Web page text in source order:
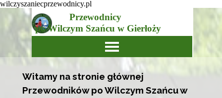
wilczyszaniecprzewodnicy.pl
Przejdź do treści
Przewodnicy
po Wilczym Szańcu w Gierłoży
Pomiń menu
Witamy na stronie głównej
Przewodników po Wilczym Szańcu w